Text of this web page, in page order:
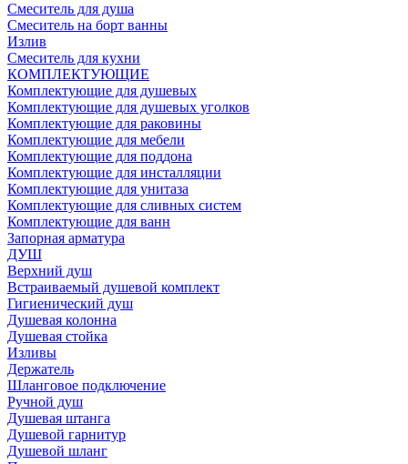
Смеситель для душа
Смеситель на борт ванны
Излив
Смеситель для кухни
КОМПЛЕКТУЮЩИЕ
Комплектующие для душевых
Комплектующие для душевых уголков
Комплектующие для раковины
Комплектующие для мебели
Комплектующие для поддона
Комплектующие для инсталляции
Комплектующие для унитаза
Комплектующие для сливных систем
Комплектующие для ванн
Запорная арматура
ДУШ
Верхний душ
Встраиваемый душевой комплект
Гигиенический душ
Душевая колонна
Душевая стойка
Изливы
Держатель
Шланговое подключение
Ручной душ
Душевая штанга
Душевой гарнитур
Душевой шланг